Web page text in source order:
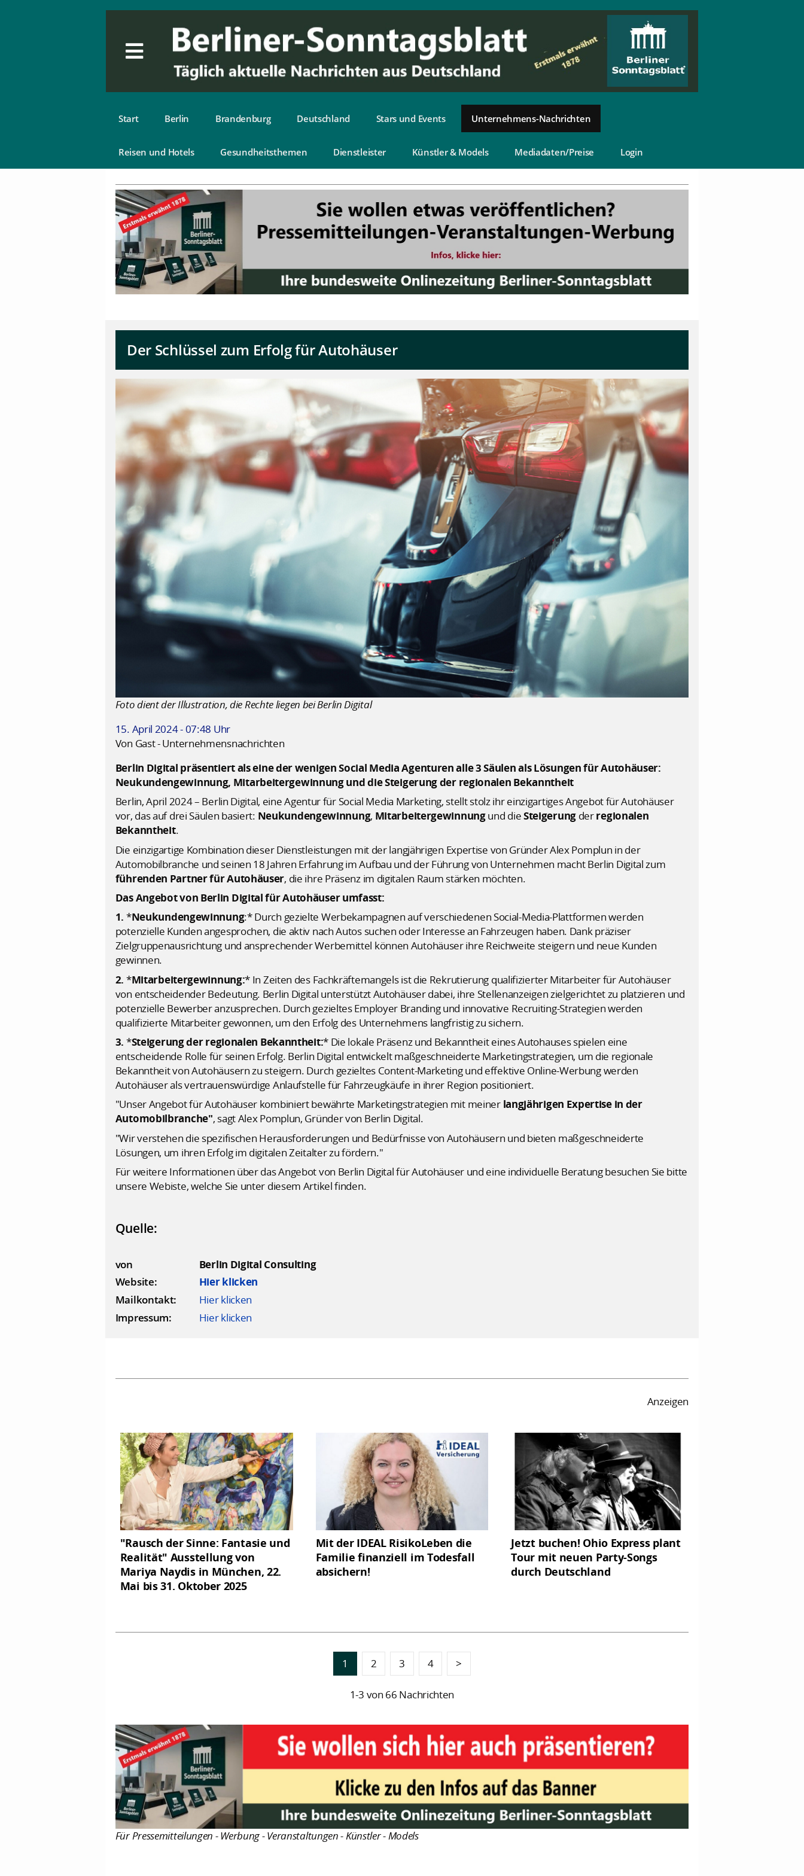
Start Berlin Brandenburg Deutschland Stars und Events Unternehmens-Nachrichten
Reisen und Hotels Gesundheitsthemen Dienstleister Künstler & Models Mediadaten/Preise Login
Der Schlüssel zum Erfolg für Autohäuser
Foto dient der Illustration, die Rechte liegen bei Berlin Digital
15. April 2024 - 07:48 Uhr
Von Gast - Unternehmensnachrichten
Berlin Digital präsentiert als eine der wenigen Social Media Agenturen alle 3 Säulen als Lösungen für Autohäuser:
Neukundengewinnung, Mitarbeitergewinnung und die Steigerung der regionalen Bekanntheit
Berlin, April 2024 – Berlin Digital, eine Agentur für Social Media Marketing, stellt stolz ihr einzigartiges Angebot für Autohäuser
vor, das auf drei Säulen basiert: Neukundengewinnung, Mitarbeitergewinnungund dieSteigerung derregionalen
Bekanntheit.
Die einzigartige Kombination dieser Dienstleistungen mit der langjährigen Expertise von Gründer Alex Pomplun in der
Automobilbranche und seinen 18 Jahren Erfahrung im Aufbau und der Führung von Unternehmen macht Berlin Digital zum
führenden Partner für Autohäuser, die ihre Präsenz im digitalen Raum stärken möchten.
Das Angebot von Berlin Digital für Autohäuser umfasst:
1. *Neukundengewinnung:* Durch gezielte Werbekampagnen auf verschiedenen Social-Media-Plattformen werden
potenzielle Kunden angesprochen, die aktiv nach Autos suchen oder Interesse an Fahrzeugen haben. Dank präziser
Zielgruppenausrichtung und ansprechender Werbemittel können Autohäuser ihre Reichweite steigern und neue Kunden
gewinnen.
2. *Mitarbeitergewinnung:* In Zeiten des Fachkräftemangels ist die Rekrutierung qualifizierter Mitarbeiter für Autohäuser
von entscheidender Bedeutung. Berlin Digital unterstützt Autohäuser dabei, ihre Stellenanzeigen zielgerichtet zu platzieren und
potenzielle Bewerber anzusprechen. Durch gezieltes Employer Branding und innovative Recruiting-Strategien werden
qualifizierte Mitarbeiter gewonnen, um den Erfolg des Unternehmens langfristig zu sichern.
3. *Steigerung der regionalen Bekanntheit:* Die lokale Präsenz und Bekanntheit eines Autohauses spielen eine
entscheidende Rolle für seinen Erfolg. Berlin Digital entwickelt maßgeschneiderte Marketingstrategien, um die regionale
Bekanntheit von Autohäusern zu steigern. Durch gezieltes Content-Marketing und effektive Online-Werbung werden
Autohäuser als vertrauenswürdige Anlaufstelle für Fahrzeugkäufe in ihrer Region positioniert.
"Unser Angebot für Autohäuser kombiniert bewährte Marketingstrategien mit meiner langjährigen Expertise in der
Automobilbranche", sagt Alex Pomplun, Gründer von Berlin Digital.
"Wir verstehen die spezifischen Herausforderungen und Bedürfnisse von Autohäusern und bieten maßgeschneiderte
Lösungen, um ihren Erfolg im digitalen Zeitalter zu fördern."
Für weitere Informationen über das Angebot von Berlin Digital für Autohäuser und eine individuelle Beratung besuchen Sie bitte
unsere Webiste, welche Sie unter diesem Artikel finden.
Quelle:
von
Berlin Digital Consulting
Website:
Hier klicken
Mailkontakt:
Hier klicken
Impressum:
Hier klicken
Anzeigen
"Rausch der Sinne: Fantasie und
Realität" Ausstellung von
Mariya Naydis in München, 22.
Mai bis 31. Oktober 2025
Mit der IDEAL RisikoLeben die
Familie finanziell im Todesfall
absichern!
Jetzt buchen! Ohio Express plant
Tour mit neuen Party-Songs
durch Deutschland
1 2 3 4 >
1-3 von 66 Nachrichten
Für Pressemitteilungen - Werbung - Veranstaltungen - Künstler - Models